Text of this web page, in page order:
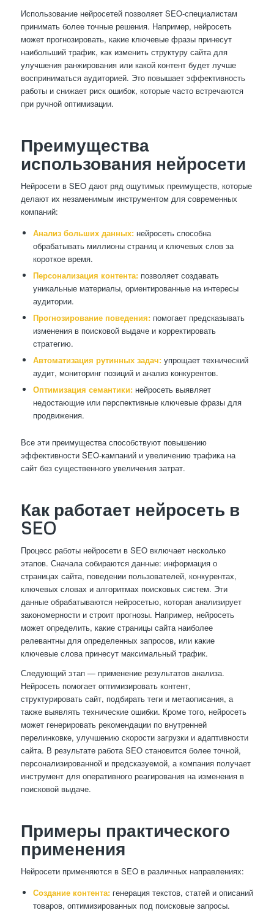
Использование нейросетей позволяет SEO-специалистам
принимать более точные решения. Например, нейросеть
может прогнозировать, какие ключевые фразы принесут
наибольший трафик, как изменить структуру сайта для
улучшения ранжирования или какой контент будет лучше
восприниматься аудиторией. Это повышает эффективность
работы и снижает риск ошибок, которые часто встречаются
при ручной оптимизации.
Преимущества
использования нейросети
Нейросети в SEO дают ряд ощутимых преимуществ, которые
делают их незаменимым инструментом для современных
компаний:
Анализ больших данных:нейросеть способна
обрабатывать миллионы страниц и ключевых слов за
короткое время.
Персонализация контента:позволяет создавать
уникальные материалы, ориентированные на интересы
аудитории.
Прогнозирование поведения:помогает предсказывать
изменения в поисковой выдаче и корректировать
стратегию.
Автоматизация рутинных задач:упрощает технический
аудит, мониторинг позиций и анализ конкурентов.
Оптимизация семантики:нейросеть выявляет
недостающие или перспективные ключевые фразы для
продвижения.
Все эти преимущества способствуют повышению
эффективности SEO-кампаний и увеличению трафика на
сайт без существенного увеличения затрат.
Как работает нейросеть в
SEO
Процесс работы нейросети в SEO включает несколько
этапов. Сначала собираются данные: информация о
страницах сайта, поведении пользователей, конкурентах,
ключевых словах и алгоритмах поисковых систем. Эти
данные обрабатываются нейросетью, которая анализирует
закономерности и строит прогнозы. Например, нейросеть
может определить, какие страницы сайта наиболее
релевантны для определенных запросов, или какие
ключевые слова принесут максимальный трафик.
Следующий этап — применение результатов анализа.
Нейросеть помогает оптимизировать контент,
структурировать сайт, подбирать теги и метаописания, а
также выявлять технические ошибки. Кроме того, нейросеть
может генерировать рекомендации по внутренней
перелинковке, улучшению скорости загрузки и адаптивности
сайта. В результате работа SEO становится более точной,
персонализированной и предсказуемой, а компания получает
инструмент для оперативного реагирования на изменения в
поисковой выдаче.
Примеры практического
применения
Нейросети применяются в SEO в различных направлениях:
Создание контента:генерация текстов, статей и описаний
товаров, оптимизированных под поисковые запросы.